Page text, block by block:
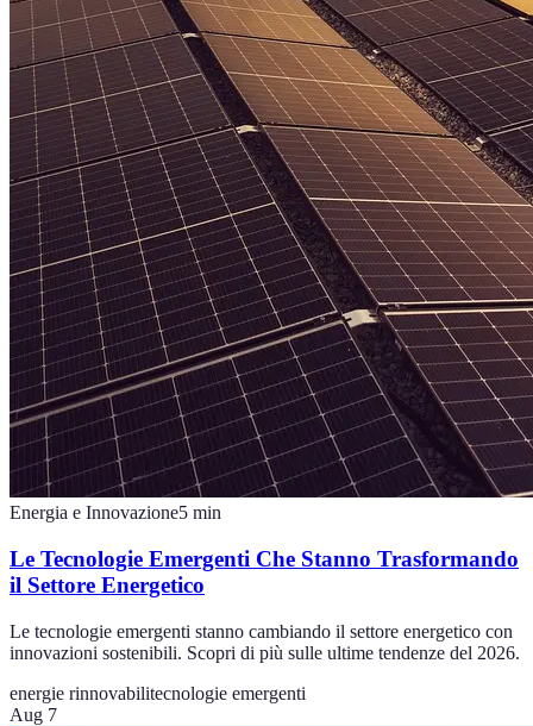
Energia e Innovazione5 min
Le Tecnologie Emergenti Che Stanno Trasformando
il Settore Energetico
Le tecnologie emergenti stanno cambiando il settore energetico con
innovazioni sostenibili. Scopri di più sulle ultime tendenze del 2026.
energie rinnovabilitecnologie emergenti
Aug 7